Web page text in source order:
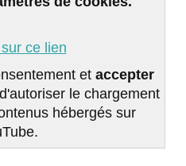
ce lien
et accepter
le chargement
hébergés sur